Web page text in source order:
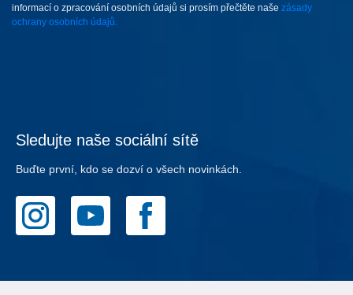
informací o zpracování osobních údajů si prosím přečtěte naše zásady
ochrany osobních údajů.
Sledujte naše sociální sítě
Buďte první, kdo se dozví o všech novinkách.